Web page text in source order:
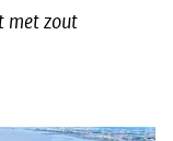
met zout